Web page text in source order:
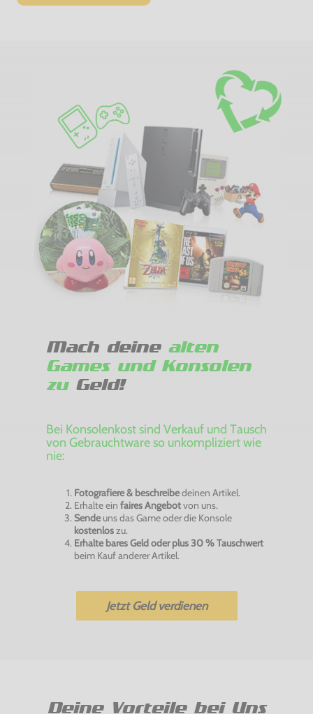
Mach deine alten
Games und Konsolen
zuGeld!
Bei Konsolenkost sind Verkauf und Tausch
von Gebrauchtware so unkompliziert wie
nie:
Fotografiere & beschreibedeinen Artikel.
Erhalte ein faires Angebotvon uns.
Sendeuns das Game oder die Konsole
kostenloszu.
Erhalte bares Geld oder plus 30 % Tauschwert
beim Kauf anderer Artikel.
Jetzt Geld verdienen
Deine Vorteile bei Uns